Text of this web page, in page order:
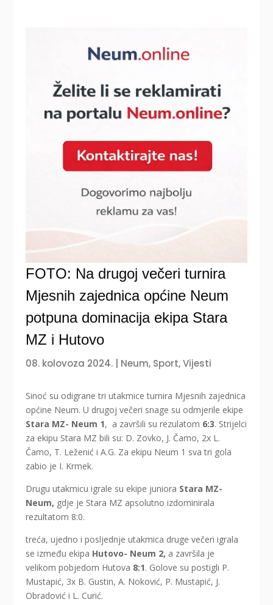
FOTO: Na drugoj večeri turnira
Mjesnih zajednica općine Neum
potpuna dominacija ekipa Stara
MZ i Hutovo
08. kolovoza 2024. Neum, Sport,Vijesti
Sinoć su odigrane tri utakmice turnira Mjesnih zajednica
općine Neum. U drugoj večeri snage su odmjerile ekipe
Stara MZ- Neum 1, a završili su rezulatom 6:3. Strijelci
za ekipu Stara MZ bili su: D. Zovko, J. Čamo, 2x L.
Čamo, T. Leženić i A.G. Za ekipu Neum 1 sva tri gola
zabio je I. Krmek.
Drugu utakmicu igrale su ekipe juniora Stara MZ-
Neum, gdje je Stara MZ apsolutno izdominirala
rezultatom 8:0.
treća, ujedno i posljednje utakmica druge večeri igrala
se između ekipa Hutovo- Neum 2, a završila je
velikom pobjedom Hutova 8:1. Golove su postigli P.
Mustapić, 3x B. Gustin, A. Noković, P. Mustapić, J.
Obradović i L. Curić.